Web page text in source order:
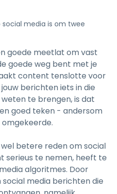
media is om twee
goede meetlat om vast
goede weg bent met je
content tenslotte voor
berichten iets in die
te brengen, is dat
goed teken - andersom
wel betere reden om social
serieus te nemen, heeft te
algoritmes. Door
media berichten die